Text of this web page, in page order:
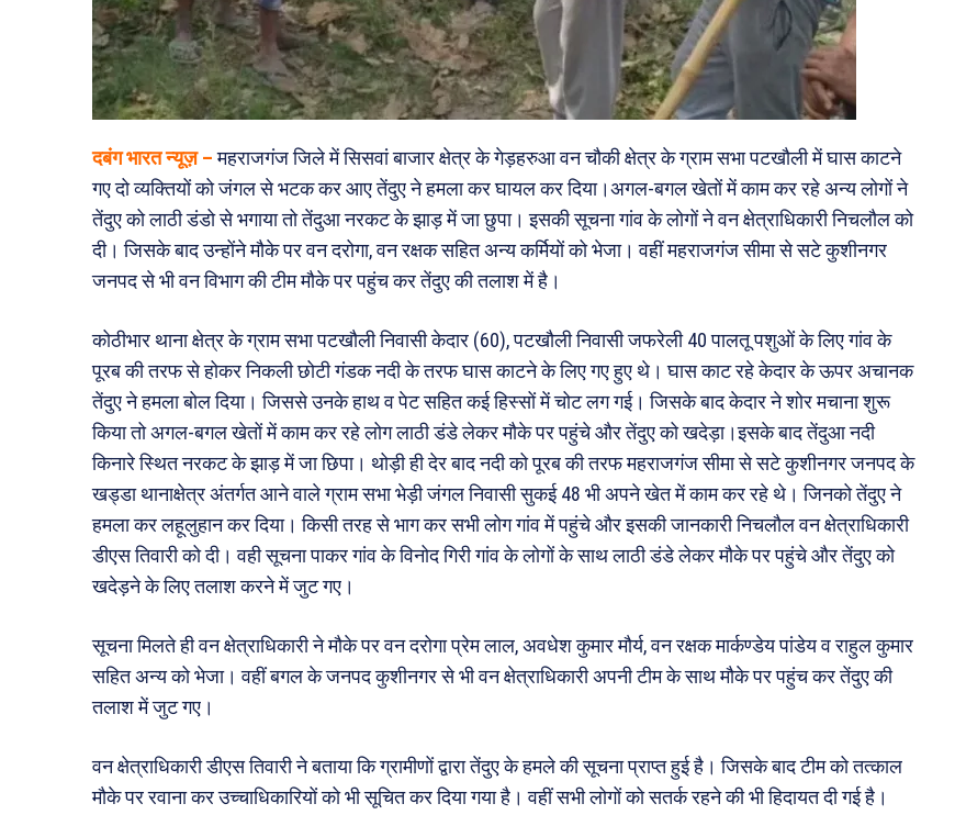
दबंग भारत न्यूज़ –महराजगंज जिले में सिसवां बाजार क्षेत्र के गेड़हरुआ वन चौकी क्षेत्र के ग्राम सभा पटखौली में घास काटने
गए दो व्यक्तियों को जंगल से भटक कर आए तेंदुए ने हमला कर घायल कर दिया।अगल-बगल खेतों में काम कर रहे अन्य लोगों ने
तेंदुए को लाठी डंडो से भगाया तो तेंदुआ नरकट के झाड़ में जा छुपा। इसकी सूचना गांव के लोगों ने वन क्षेत्राधिकारी निचलौल को
दी। जिसके बाद उन्होंने मौके पर वन दरोगा, वन रक्षक सहित अन्य कर्मियों को भेजा। वहीं महराजगंज सीमा से सटे कुशीनगर
जनपद से भी वन विभाग की टीम मौके पर पहुंच कर तेंदुए की तलाश में है।
कोठीभार थाना क्षेत्र के ग्राम सभा पटखौली निवासी केदार (60), पटखौली निवासी जफरेली 40 पालतू पशुओं के लिए गांव के
पूरब की तरफ से होकर निकली छोटी गंडक नदी के तरफ घास काटने के लिए गए हुए थे। घास काट रहे केदार के ऊपर अचानक
तेंदुए ने हमला बोल दिया। जिससे उनके हाथ व पेट सहित कई हिस्सों में चोट लग गई। जिसके बाद केदार ने शोर मचाना शुरू
किया तो अगल-बगल खेतों में काम कर रहे लोग लाठी डंडे लेकर मौके पर पहुंचे और तेंदुए को खदेड़ा।इसके बाद तेंदुआ नदी
किनारे स्थित नरकट के झाड़ में जा छिपा। थोड़ी ही देर बाद नदी को पूरब की तरफ महराजगंज सीमा से सटे कुशीनगर जनपद के
खड्डा थानाक्षेत्र अंतर्गत आने वाले ग्राम सभा भेड़ी जंगल निवासी सुकई 48 भी अपने खेत में काम कर रहे थे। जिनको तेंदुए ने
हमला कर लहूलुहान कर दिया। किसी तरह से भाग कर सभी लोग गांव में पहुंचे और इसकी जानकारी निचलौल वन क्षेत्राधिकारी
डीएस तिवारी को दी। वही सूचना पाकर गांव के विनोद गिरी गांव के लोगों के साथ लाठी डंडे लेकर मौके पर पहुंचे और तेंदुए को
खदेड़ने के लिए तलाश करने में जुट गए।
सूचना मिलते ही वन क्षेत्राधिकारी ने मौके पर वन दरोगा प्रेम लाल, अवधेश कुमार मौर्य, वन रक्षक मार्कण्डेय पांडेय व राहुल कुमार
सहित अन्य को भेजा। वहीं बगल के जनपद कुशीनगर से भी वन क्षेत्राधिकारी अपनी टीम के साथ मौके पर पहुंच कर तेंदुए की
तलाश में जुट गए।
वन क्षेत्राधिकारी डीएस तिवारी ने बताया कि ग्रामीणों द्वारा तेंदुए के हमले की सूचना प्राप्त हुई है। जिसके बाद टीम को तत्काल
मौके पर रवाना कर उच्चाधिकारियों को भी सूचित कर दिया गया है। वहीं सभी लोगों को सतर्क रहने की भी हिदायत दी गई है।